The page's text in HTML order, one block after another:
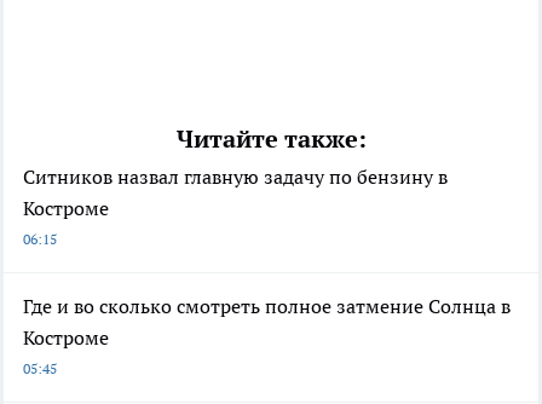
Читайте также:
Ситников назвал главную задачу по бензину в
Костроме
06:15
Где и во сколько смотреть полное затмение Солнца в
Костроме
05:45